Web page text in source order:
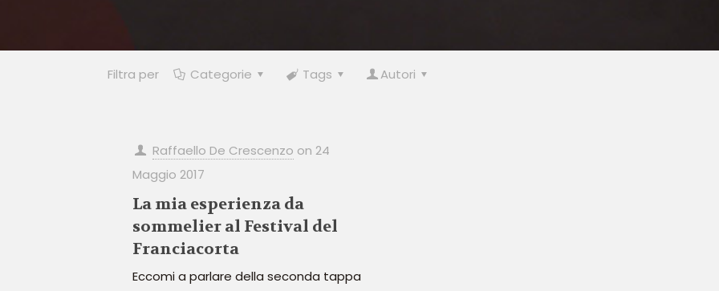
Filtra per Categorie Tags Autori
Raffaello De Crescenzo on 24
Maggio 2017
La mia esperienza da
sommelier al Festival del
Franciacorta
Eccomi a parlare della seconda tappa